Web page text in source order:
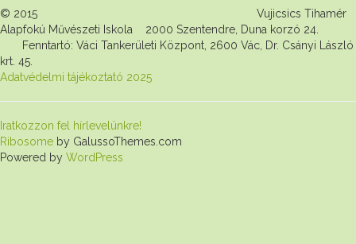
© 2015 Vujicsics Tihamér
Alapfokú Művészeti Iskola 2000 Szentendre, Duna korzó 24.
Fenntartó: Váci Tankerületi Központ, 2600 Vác, Dr. Csányi László
krt. 45.
Adatvédelmi tájékoztató 2025
Iratkozzon fel hírlevelünkre!
Ribosome by GalussoThemes.com
Powered by WordPress